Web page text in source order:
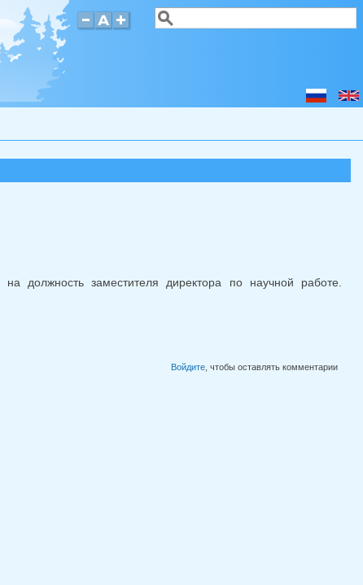
Форма поиска
Поиск
на должность заместителя директора по научной работе.
Войдите, чтобы оставлять комментарии